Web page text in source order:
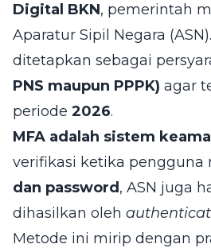
Digital BKN, pemerintah
Aparatur Sipil Negara
ditetapkan sebagai
PNS maupun PPPK) agar
periode 2026.
MFA adalah sistem
verifikasi ketika pengguna
dan password , ASN juga
dihasilkan oleh
Metode ini mirip dengan